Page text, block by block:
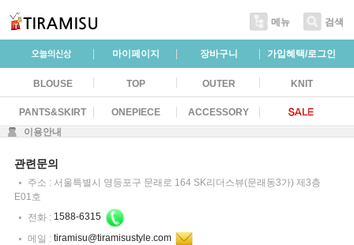
메뉴 검색
마이페이지 장바구니 가입혜택/로그인
BLOUSE TOP OUTER KNIT
PANTS&SKIRT ONEPIECE
ACCESSORY
이용안내
관련문의
주소 : 서울특별시 영등포구 문래로 164 SK리더스뷰(문래동3가) 제3층
E01호
전화 : 1588-6315
메일 : tiramisu@tiramisustyle.com